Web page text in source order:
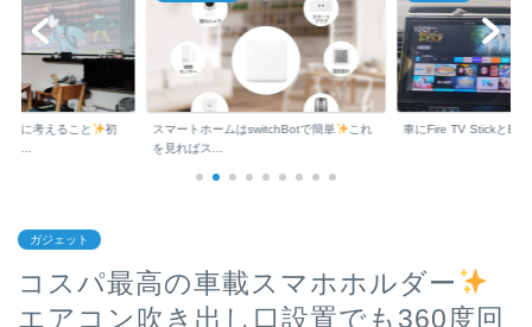
で簡単 これ 車にFire TV StickとEchoAutoの２つの...
プロジェクター（
ガジェット
コスパ最高の車載スマホホルダー
エアコン吹き出し口設置でも360度回